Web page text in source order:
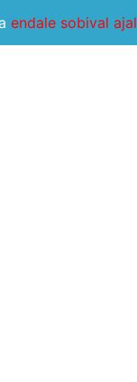
endale sobival ajal